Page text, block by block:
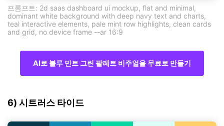
프롬프트: 2d saas dashboard ui mockup, flat and minimal,
dominant white background with deep navy text and charts,
teal interactive elements, pale mint row highlights, clean cards
and grid, no device frame --ar 16:9
AI로 블루 민트 그린 팔레트 비주얼을 무료로 만들기
6) 시트러스 타이드